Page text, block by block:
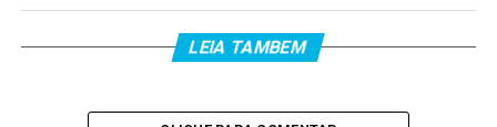
LEIA TAMBEM